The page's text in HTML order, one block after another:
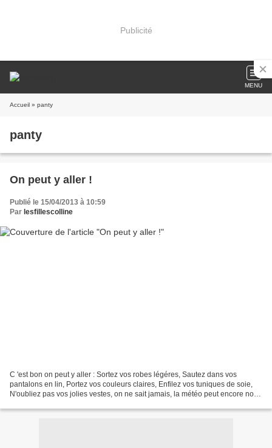
Publicité
MENU
Accueil » panty
panty
On peut y aller !
Publié le 15/04/2013 à 10:59
Par lesfillescolline
C 'est bon on peut y aller : Sortez vos robes légéres, Sautez dans vos
pantalons en lin, Portez vos couleurs claires, Enfilez vos tuniques de soie,
N'oubliez pas vos jolies vestes, on ne sait jamais, la météo peut encore nous